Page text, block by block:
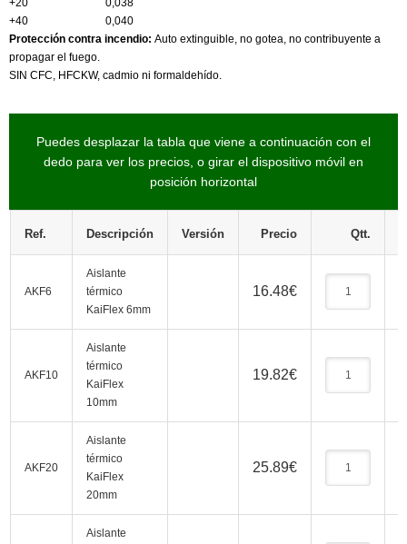
+20
0,038
+40
0,040
Protección contra incendio: Auto extinguible, no gotea, no contribuyente a
propagar el fuego.
SIN CFC, HFCKW, cadmio ni formaldehído.
Puedes desplazar la tabla que viene a continuación con el
dedo para ver los precios, o girar el dispositivo móvil en
posición horizontal
Ref. Descripción Versión Precio Qtt.
AKF6
Aislante
térmico
KaiFlex 6mm
16.48€
AKF10
Aislante
térmico
KaiFlex
10mm
19.82€
AKF20
Aislante
térmico
KaiFlex
20mm
25.89€
Aislante